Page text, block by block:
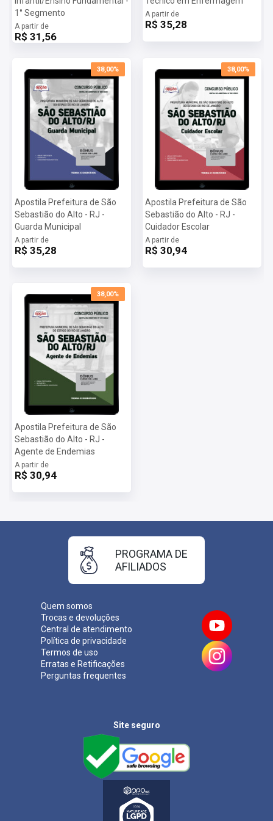
ferramentas necessárias para alcançar o seu objetivo.
Mais informações sobre o concurso Prefeitura de São
Sebastião do Alto - RJ 2023:
De 28/08/2023 a 15/11/2023
Salário:
R$ 1.785,56
Taxa de Inscrição:R$ 140,00
Provas:24/03/2024
Organizadora:IASP
1° Segmento
A partir de
R$ 31,56
A partir de
R$ 35,28
38,00%
Apostila Prefeitura de São
Sebastião do Alto - RJ -
Guarda Municipal
A partir de
R$ 35,28
38,00%
Apostila Prefeitura de São
Sebastião do Alto - RJ -
Cuidador Escolar
A partir de
R$ 30,94
38,00%
Apostila Prefeitura de São
Sebastião do Alto - RJ -
Agente de Endemias
A partir de
R$ 30,94
Quem somos
Trocas e devoluções
Central de atendimento
Política de privacidade
Termos de uso
Erratas e Retificações
Perguntas frequentes
PROGRAMA DE
AFILIADOS
Site seguro